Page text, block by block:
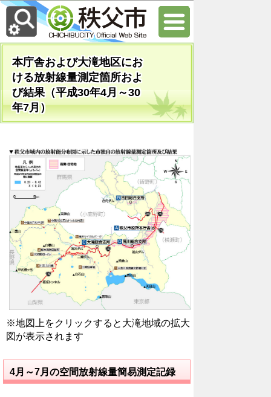
本庁舎および大滝地区にお
ける放射線量測定箇所およ
び結果（平成30年4月～30
年7月）
※地図上をクリックすると大滝地域の拡大
図が表示されます
4月～7月の空間放射線量簡易測定記録